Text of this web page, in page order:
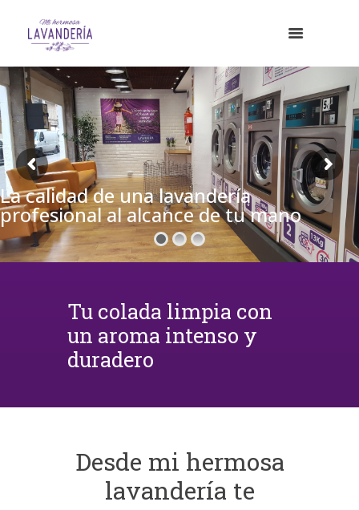
La calidad de una lavandería
profesional al alcance de tu mano
Tu colada limpia con
un aroma intenso y
duradero
Desde mi hermosa
lavandería te